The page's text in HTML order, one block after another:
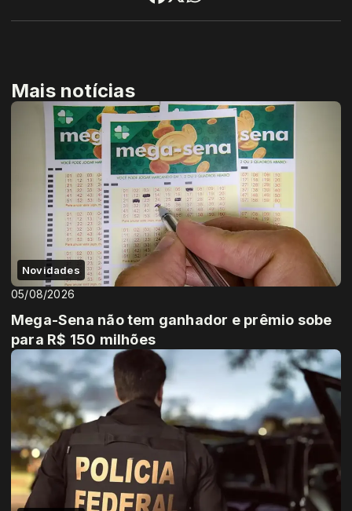
Mais notícias
Novidades
05/08/2026
Mega-Sena não tem ganhador e prêmio sobe
para R$ 150 milhões